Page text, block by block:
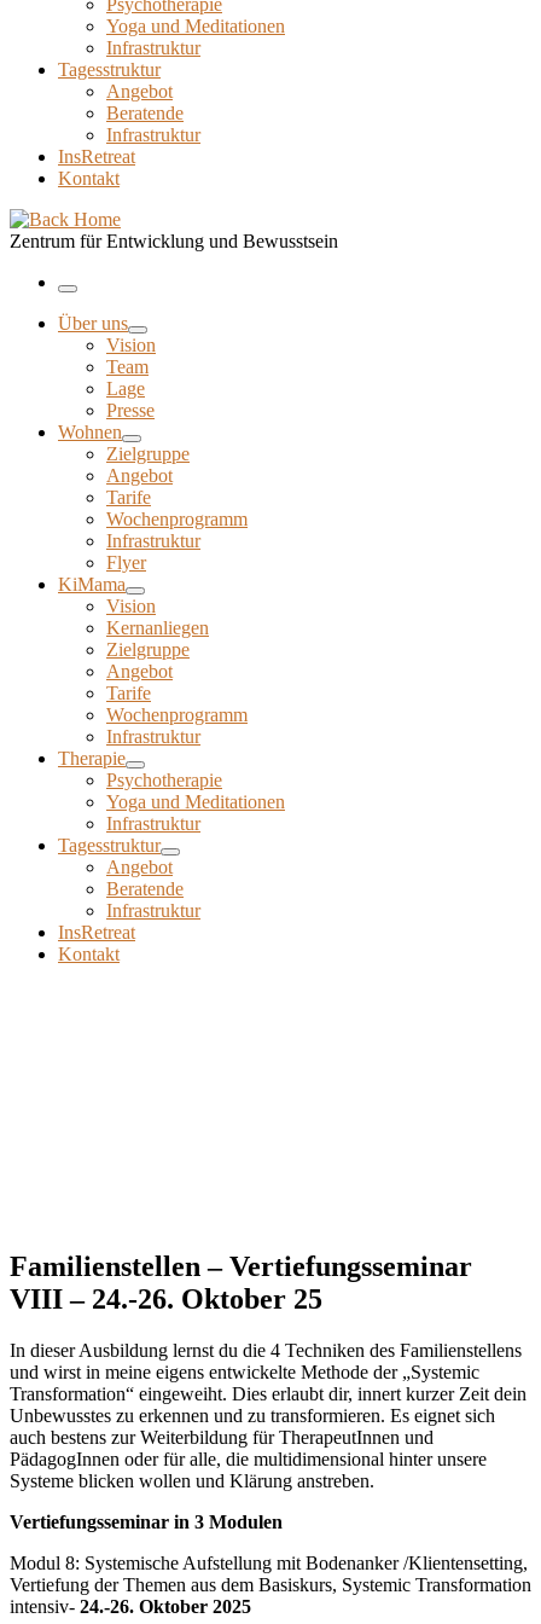
Psychotherapie
Yoga und Meditationen
Infrastruktur
Tagesstruktur
Angebot
Beratende
Infrastruktur
InsRetreat
Kontakt
Zentrum für Entwicklung und Bewusstsein
Menu
Über uns
Vision
Team
Lage
Presse
Wohnen
Zielgruppe
Angebot
Tarife
Wochenprogramm
Infrastruktur
Flyer
KiMama
Vision
Kernanliegen
Zielgruppe
Angebot
Tarife
Wochenprogramm
Infrastruktur
Therapie
Psychotherapie
Yoga und Meditationen
Infrastruktur
Tagesstruktur
Angebot
Beratende
Infrastruktur
InsRetreat
Kontakt
Familienstellen – Vertiefungsseminar
VIII – 24.-26. Oktober 25
In dieser Ausbildung lernst du die 4 Techniken des Familienstellens
und wirst in meine eigens entwickelte Methode der „Systemic
Transformation“ eingeweiht. Dies erlaubt dir, innert kurzer Zeit dein
Unbewusstes zu erkennen und zu transformieren. Es eignet sich
auch bestens zur Weiterbildung für TherapeutInnen und
PädagogInnen oder für alle, die multidimensional hinter unsere
Systeme blicken wollen und Klärung anstreben.
Vertiefungsseminar in 3 Modulen
Modul 8: Systemische Aufstellung mit Bodenanker /Klientensetting,
Vertiefung der Themen aus dem Basiskurs, Systemic Transformation
intensiv- 24.-26. Oktober 2025